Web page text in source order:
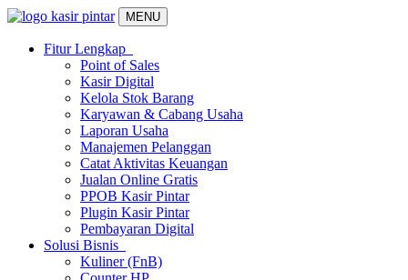
MENU
Fitur Lengkap
Point of Sales
Kasir Digital
Kelola Stok Barang
Karyawan & Cabang Usaha
Laporan Usaha
Manajemen Pelanggan
Catat Aktivitas Keuangan
Jualan Online Gratis
PPOB Kasir Pintar
Plugin Kasir Pintar
Pembayaran Digital
Solusi Bisnis
Kuliner (FnB)